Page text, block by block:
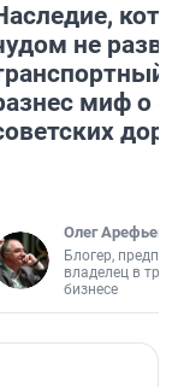
не
миф о
Олег Арефьев
Блогер,
владелец в
бизнесе